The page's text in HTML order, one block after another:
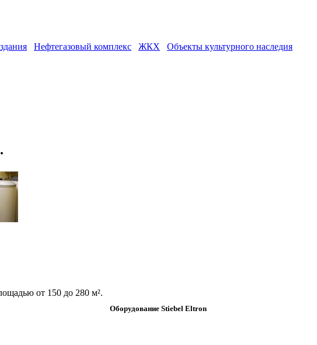
Нефтегазовый комплекс ЖКХ
Объекты культурного наследия
от 150 до 280 м².
Оборудование Stiebel Eltron